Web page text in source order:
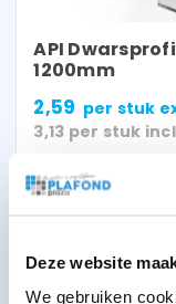
Deze website
We gebruiken
API
1200mm
2,59 per stuk
3,13 per stuk